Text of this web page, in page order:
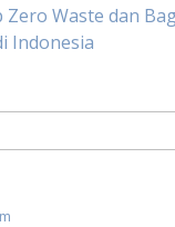
Waste dan
Indonesia